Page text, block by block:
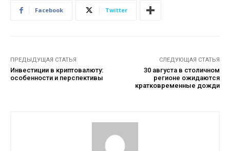
Facebook Twitter
ПРЕДЫДУЩАЯ СТАТЬЯ
Инвестиции в криптовалюту:
особенности и перспективы
СЛЕДУЮЩАЯ СТАТЬЯ
30 августа в столичном
регионе ожидаются
кратковременные дожди